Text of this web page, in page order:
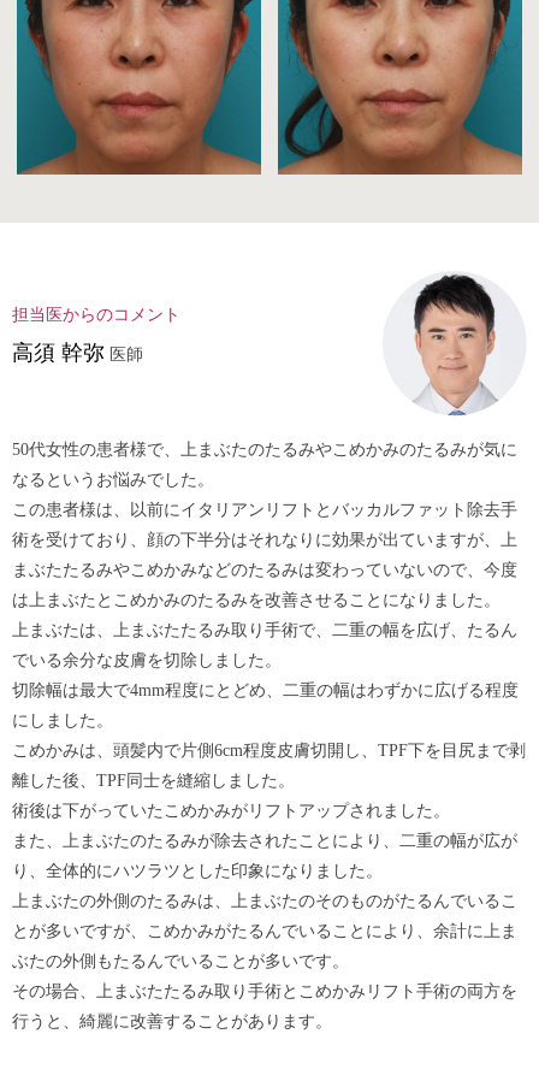
担当医からのコメント
高須 幹弥 医師
50代女性の患者様で、上まぶたのたるみやこめかみのたるみが気に
なるというお悩みでした。
この患者様は、以前にイタリアンリフト とバッカルファット除去手
術を受けており、顔の下半分はそれなりに効果が出ていますが、上
まぶたたるみやこめかみなどのたるみは変わっていないので、今度
は上まぶたとこめかみのたるみを改善させることになりました。
上まぶたは、上まぶたたるみ取り手術で、二重の幅を広げ、たるん
でいる余分な皮膚を切除しました。
切除幅は最大で4mm程度にとどめ、二重の幅はわずかに広げる程度
にしました。
こめかみは、頭髪内で片側6cm程度皮膚切開し、TPF下を目尻まで剥
離した後、TPF同士を縫縮しました。
術後は下がっていたこめかみがリフトアップされました。
また、上まぶたのたるみが除去されたことにより、二重の幅が広が
り、全体的にハツラツとした印象になりました。
上まぶたの外側のたるみは、上まぶたのそのものがたるんでいるこ
とが多いですが、こめかみがたるんでいることにより、余計に上ま
ぶたの外側もたるんでいることが多いです。
その場合、上まぶたたるみ取り手術とこめかみリフト手術の両方を
行うと、綺麗に改善することがあります。